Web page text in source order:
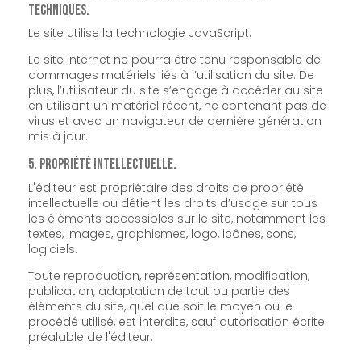
techniques.
Le site utilise la technologie JavaScript.
Le site Internet ne pourra être tenu responsable de
dommages matériels liés à l’utilisation du site. De
plus, l’utilisateur du site s’engage à accéder au site
en utilisant un matériel récent, ne contenant pas de
virus et avec un navigateur de dernière génération
mis à jour.
5. Propriété intellectuelle.
L'éditeur est propriétaire des droits de propriété
intellectuelle ou détient les droits d’usage sur tous
les éléments accessibles sur le site, notamment les
textes, images, graphismes, logo, icônes, sons,
logiciels.
Toute reproduction, représentation, modification,
publication, adaptation de tout ou partie des
éléments du site, quel que soit le moyen ou le
procédé utilisé, est interdite, sauf autorisation écrite
préalable de l'éditeur.